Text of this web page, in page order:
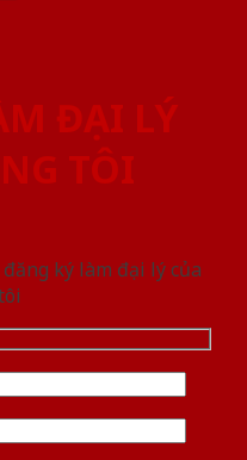
ĐẠI LÝ
TÔI
ký làm đại lý của